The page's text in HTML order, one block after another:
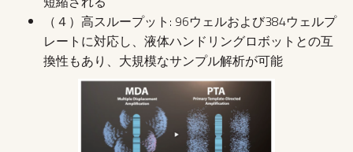
（４）高スループット: 96ウェルおよび384ウェルプ
レートに対応し、液体ハンドリングロボットとの互
換性もあり、大規模なサンプル解析が可能